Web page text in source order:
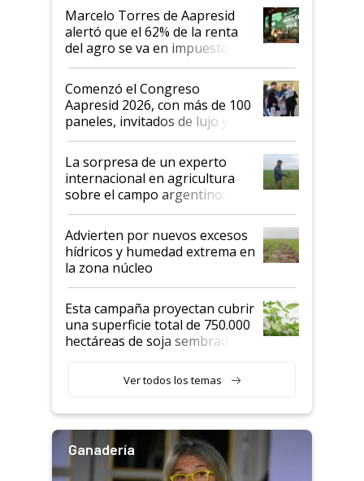
"Los veo más motivados"
Marcelo Torres de Aapresid
alertó que el 62% de la renta
del agro se va en impuestos:
"No es bueno que en
Argentina se sigan discutiendo
las mismas cosas de hace 50
años"
Comenzó el Congreso
Aapresid 2026, con más de 100
paneles, invitados de lujo y
todas las tendencias
La sorpresa de un experto
internacional en agricultura
sobre el campo argentino:
"Estoy muy impresionado"
Advierten por nuevos excesos
hídricos y humedad extrema en
la zona núcleo
Esta campaña proyectan cubrir
una superficie total de 750.000
hectáreas de soja sembradas
variedades que marcan un
salto tecnológico en genética y
Ver todos los temas
Ganadería